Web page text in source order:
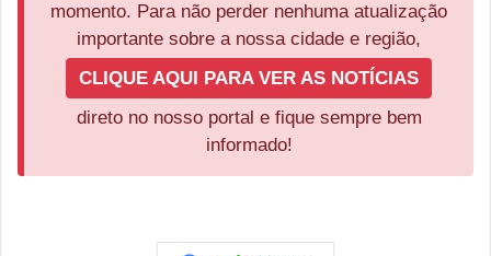
momento. Para não perder nenhuma atualização
importante sobre a nossa cidade e região,
CLIQUE AQUI PARA VER AS NOTÍCIAS
direto no nosso portal e fique sempre bem
informado!